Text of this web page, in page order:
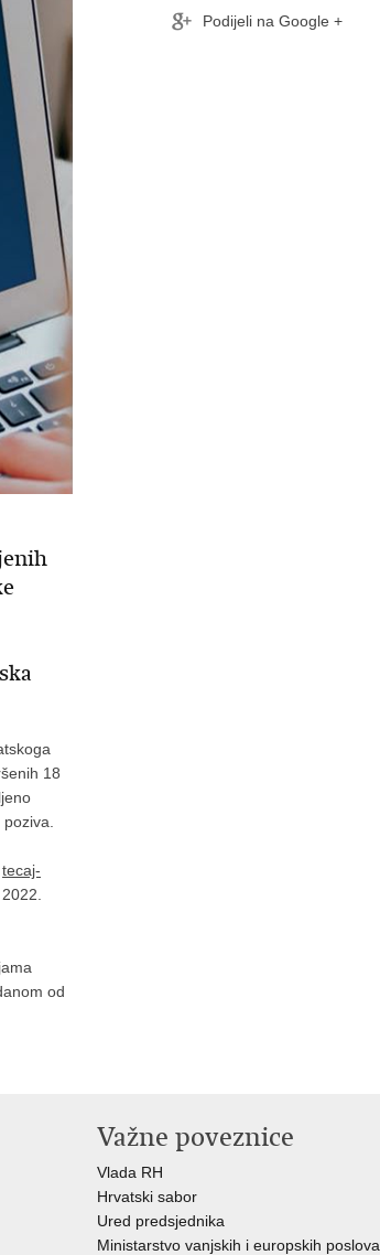
18
tecaj-
od
Podijeli na Google +
Važne poveznice
Vlada RH
Hrvatski sabor
Ured predsjednika
Ministarstvo vanjskih i europskih poslova